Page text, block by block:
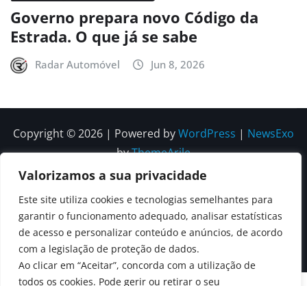
Valorizamos a sua privacidade
Este site utiliza cookies e tecnologias semelhantes para
garantir o funcionamento adequado, analisar estatísticas
de acesso e personalizar conteúdo e anúncios, de acordo
com a legislação de proteção de dados.
Ao clicar em “Aceitar”, concorda com a utilização de
todos os cookies. Pode gerir ou retirar o seu
Governo prepara novo Código da
Estrada. O que já se sabe
Radar Automóvel Jun 8, 2026
Copyright © 2026 | Powered byWordPress | NewsExo
byThemeArile
Somos
Editorial
Privacidade
correções e
Contactos